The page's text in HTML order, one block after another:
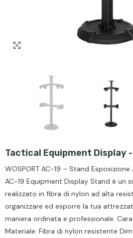
Tactical Equipment Display
WOSPORT AC-19 – Stand
AC-19 Equipment Display Stand è un
realizzato in fibra di nylon ad alta
organizzare ed esporre la tua
maniera ordinata e professionale.
Materiale: Fibra di nylon resistente